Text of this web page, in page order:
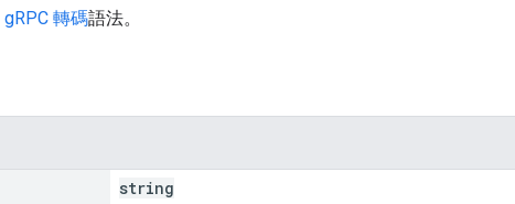
gRPC 轉碼語法。
string